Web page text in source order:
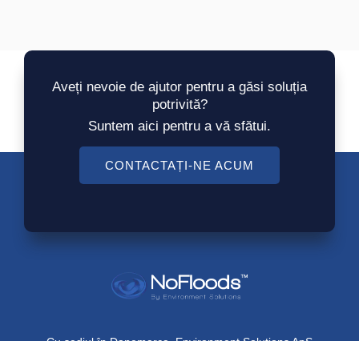
Aveți nevoie de ajutor pentru a găsi soluția
potrivită?
Suntem aici pentru a vă sfătui.
CONTACTAȚI-NE ACUM